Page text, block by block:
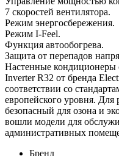
7 скоростей вентилятора.
Режим энергосбережения.
Режим I-Feel.
Функция автообогрева.
Защита от перепадов
Настенные кондиционеры
Іnverter R32 от бренда
соответствии со
европейского уровня. Для
безопасный для озона и
вошли модели для
административных
Бренд